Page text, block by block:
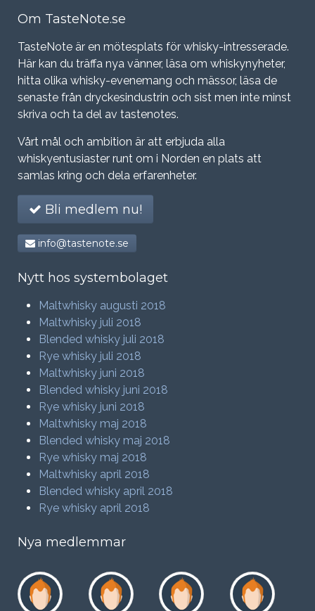
Om TasteNote.se
TasteNote är en mötesplats för whisky-intresserade.
Här kan du träffa nya vänner, läsa om whiskynyheter,
hitta olika whisky-evenemang och mässor, läsa de
senaste från dryckesindustrin och sist men inte minst
skriva och ta del av tastenotes.
Vårt mål och ambition är att erbjuda alla
whiskyentusiaster runt om i Norden en plats att
samlas kring och dela erfarenheter.
Bli medlem nu!
info@tastenote.se
Nytt hos systembolaget
Maltwhisky augusti 2018
Maltwhisky juli 2018
Blended whisky juli 2018
Rye whisky juli 2018
Maltwhisky juni 2018
Blended whisky juni 2018
Rye whisky juni 2018
Maltwhisky maj 2018
Blended whisky maj 2018
Rye whisky maj 2018
Maltwhisky april 2018
Blended whisky april 2018
Rye whisky april 2018
Nya medlemmar